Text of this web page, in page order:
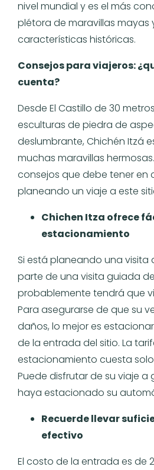
nivel mundial y es el más
plétora de maravillas mayas
características históricas.
Consejos para viajeros:
cuenta?
Desde El Castillo de 30
esculturas de piedra de
deslumbrante, Chichén Itzá
muchas maravillas
consejos que debe tener en
planeando un viaje a este
Chichen Itza ofrece
estacionamiento
Si está planeando una visita
parte de una visita guiada
probablemente tendrá que
Para asegurarse de que su
daños, lo mejor es
de la entrada del sitio. La
estacionamiento cuesta solo
Puede disfrutar de su viaje a
haya estacionado su
Recuerde llevar
efectivo
El costo de la entrada es de